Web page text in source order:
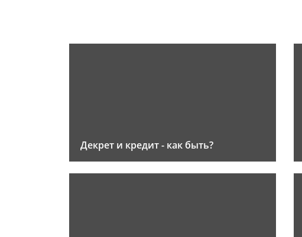
Декрет и кредит - как быть?